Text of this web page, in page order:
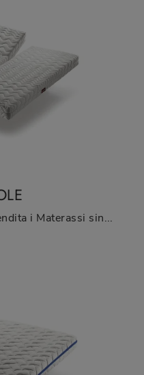
Scopri nel nostro punto vendita i Materassi singoli: il modello Eco Mix Pieghevole in poliuretano ti attende per assicurarti il sonno più profondo.